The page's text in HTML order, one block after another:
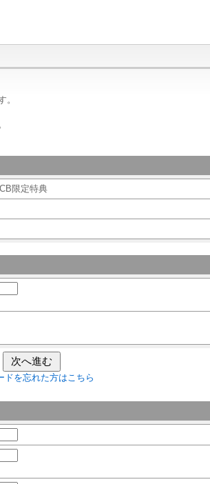
。
限定特典
ドを忘れた方はこちら